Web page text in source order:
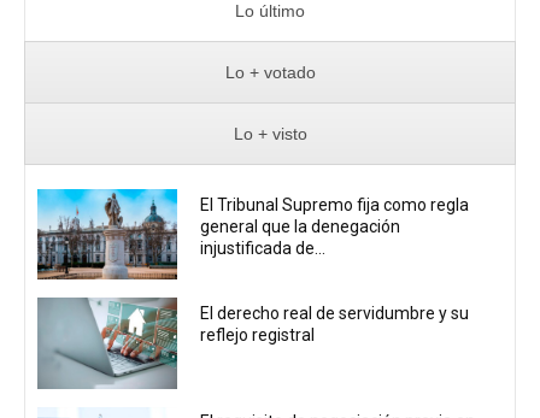
Lo último
Lo + votado
Lo + visto
El Tribunal Supremo fija como regla
general que la denegación
injustificada de...
El derecho real de servidumbre y su
reflejo registral